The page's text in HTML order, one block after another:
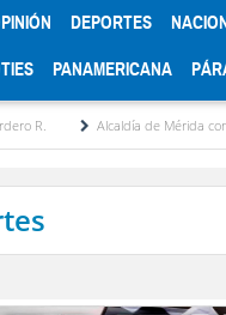
DEPORTES
PANAMERICANA
Alcaldía de Mérida consolida